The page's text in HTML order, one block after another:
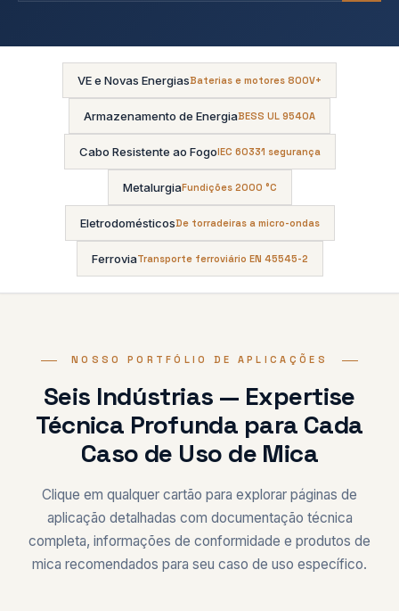
VE e Novas EnergiasBaterias e motores 800V+
Armazenamento de EnergiaBESS UL 9540A
Cabo Resistente ao FogoIEC 60331 segurança
MetalurgiaFundições 2000 °C
EletrodomésticosDe torradeiras a micro-ondas
FerroviaTransporte ferroviário EN 45545-2
NOSSO PORTFÓLIO DE APLICAÇÕES
Seis Indústrias — Expertise
Técnica Profunda para Cada
Caso de Uso de Mica
Clique em qualquer cartão para explorar páginas de
aplicação detalhadas com documentação técnica
completa, informações de conformidade e produtos de
mica recomendados para seu caso de uso específico.